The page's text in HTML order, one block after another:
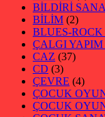
BİLDİRİ
BİLİM (2)
BLUES-ROCK
ÇALGI YAPIM
CAZ (37)
CD (3)
ÇEVRE (4)
ÇOCUK
ÇOCUK